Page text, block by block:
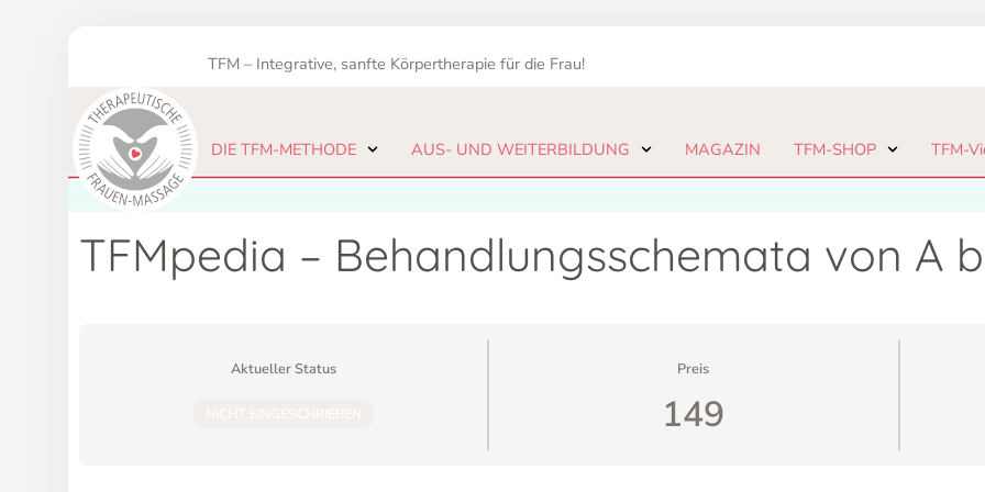
TFM – Integrative, sanfte Körpertherapie für die Frau!
DIE TFM-METHODE AUS- UND WEITERBILDUNG MAGAZIN TFM-SHOP TFM-
TFMpedia – Behandlungsschemata von A
Aktueller Status Preis
149